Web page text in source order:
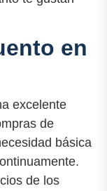
en
excelente
de
básica
de los